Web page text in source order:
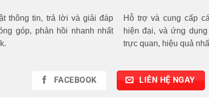
thông tin, trả lời và giải đáp
góp, phản hồi nhanh nhất
Hỗ trợ và cung cấp
hiện đại, và ứng
trực quan, hiệu quả
FACEBOOK LIÊN HỆ NGAY